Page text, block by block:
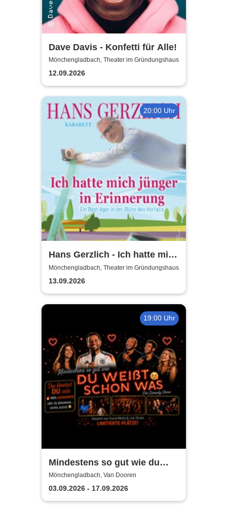
Dave Davis - Konfetti für Alle!
Mönchengladbach, Theater im Gründungshaus
12.09.2026
20:00 Uhr
Hans Gerzlich - Ich hatte mich
jünger in Erinnerung
Mönchengladbach, Theater im Gründungshaus
13.09.2026
19:00 Uhr
Mindestens so gut wie du
weißt schon was -
Standupcomedy by Leo
Sommer
Mönchengladbach, Van Dooren
03.09.2026 - 17.09.2026